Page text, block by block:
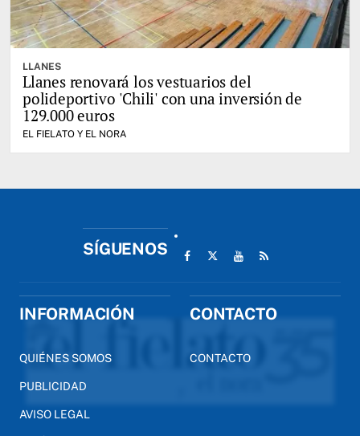
LLANES
Llanes renovará los vestuarios del
polideportivo 'Chili' con una inversión de
129.000 euros
EL FIELATO Y EL NORA
SÍGUENOS
INFORMACIÓN
QUIÉNES SOMOS
PUBLICIDAD
AVISO LEGAL
CONTACTO
CONTACTO